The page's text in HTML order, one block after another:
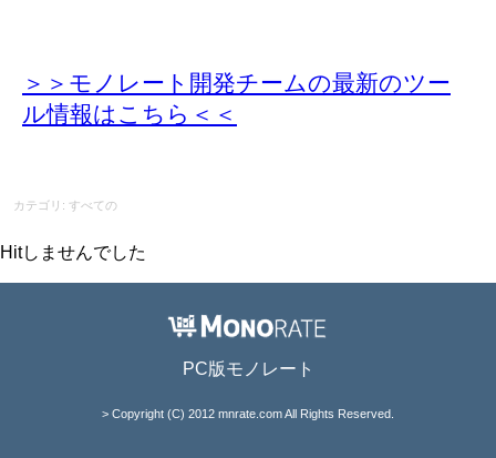
＞＞モノレート開発チームの最新のツー
ル情報はこちら＜＜
カテゴリ: すべての
Hitしませんでした
PC版モノレート
> Copyright (C) 2012 mnrate.com All Rights Reserved.